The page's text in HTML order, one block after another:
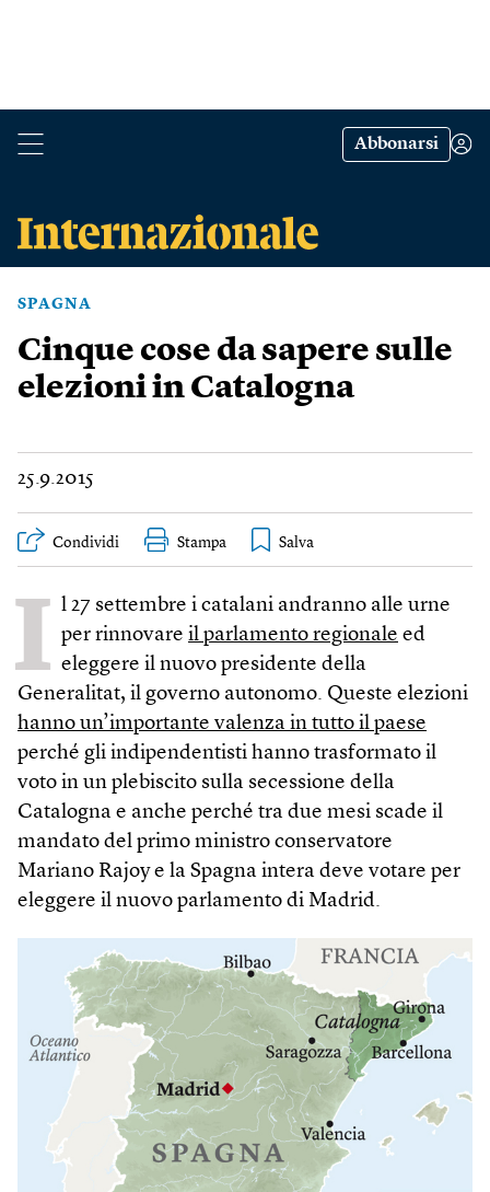
Abbonarsi
SPAGNA
Cinque cose da sapere sulle
elezioni in Catalogna
25.9.2015
Condividi Stampa
I l 27 settembre i catalani andranno alle urne
per rinnovare il parlamento regionale ed
eleggere il nuovo presidente della
Generalitat, il governo autonomo. Queste elezioni
hanno un’importante valenza in tutto il paese
perché gli indipendentisti hanno trasformato il
voto in un plebiscito sulla secessione della
Catalogna e anche perché tra due mesi scade il
mandato del primo ministro conservatore
Mariano Rajoy e la Spagna intera deve votare per
eleggere il nuovo parlamento di Madrid.